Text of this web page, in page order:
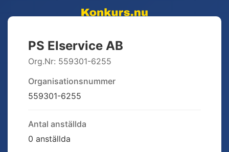
PS Elservice AB
Org.Nr: 559301-6255
Organisationsnummer
559301-6255
Antal anställda
0 anställda